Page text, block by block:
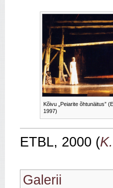
Kõivu „Peiarite õhtunäitus”
1997)
ETBL, 2000 (
Galerii